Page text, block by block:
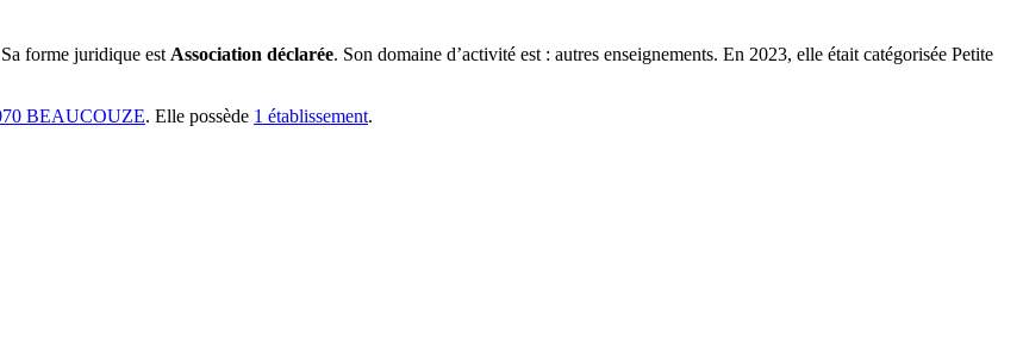
Sa forme juridique est Association déclarée. Son domaine d’activité est : autres enseignements. En 2023, elle était catégorisée Petite
BEAUCOUZE. Elle possède 1 établissement.